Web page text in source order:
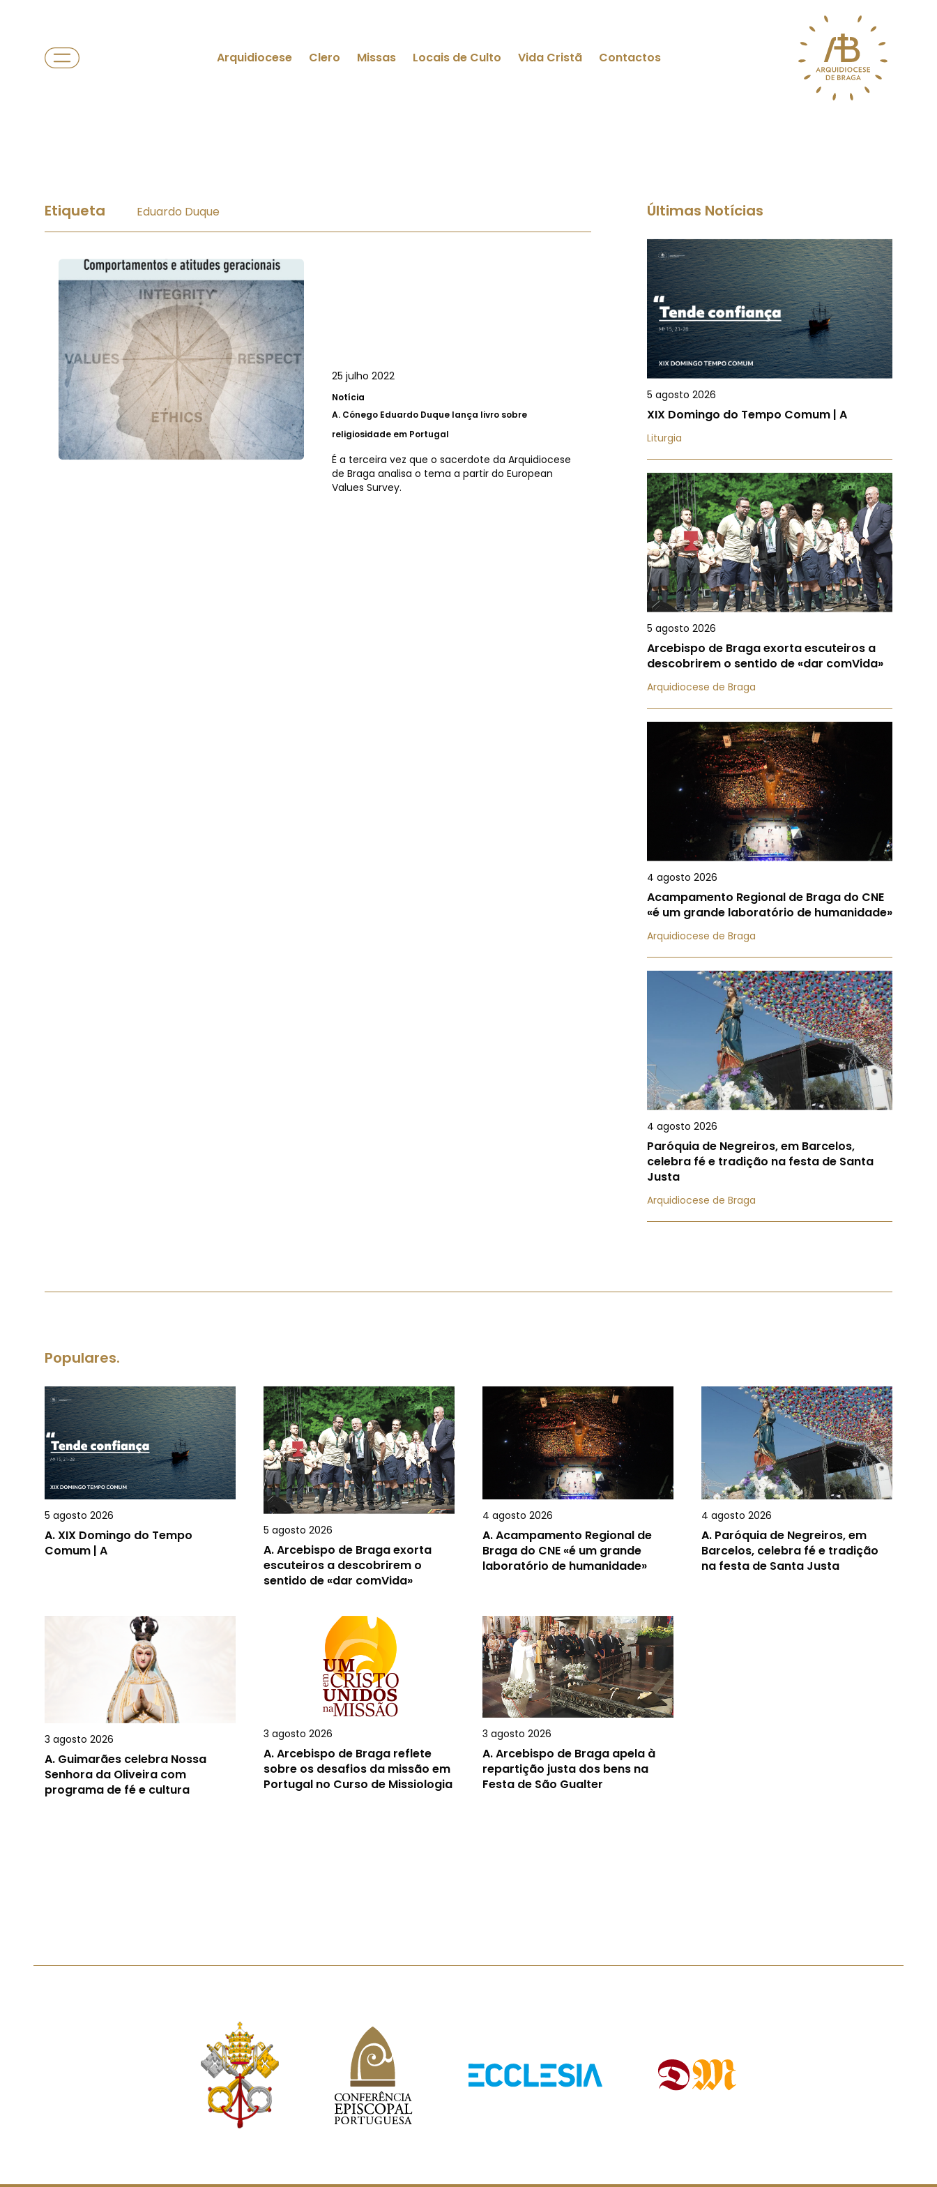
Arquidiocese Clero Missas Locais de Culto Vida Cristã Contactos
Etiqueta Eduardo Duque
25 julho 2022
Notícia
A. Cónego Eduardo Duque lança livro sobre
religiosidade em Portugal
É a terceira vez que o sacerdote da Arquidiocese
de Braga analisa o tema a partir do European
Values Survey.
Últimas Notícias
5 agosto 2026
XIX Domingo do Tempo Comum | A
Liturgia
5 agosto 2026
Arcebispo de Braga exorta escuteiros a
descobrirem o sentido de «dar comVida»
Arquidiocese de Braga
4 agosto 2026
Acampamento Regional de Braga do CNE
«é um grande laboratório de humanidade»
Arquidiocese de Braga
4 agosto 2026
Paróquia de Negreiros, em Barcelos,
celebra fé e tradição na festa de Santa
Justa
Arquidiocese de Braga
Populares.
5 agosto 2026
A.XIX Domingo do Tempo
Comum | A
5 agosto 2026
A.Arcebispo de Braga exorta
escuteiros a descobrirem o
sentido de «dar comVida»
4 agosto 2026
A.Acampamento Regional de
Braga do CNE «é um grande
laboratório de humanidade»
4 agosto 2026
A. Paróquia de Negreiros, em
Barcelos, celebra fé e tradição
na festa de Santa Justa
3 agosto 2026
A. Guimarães celebra Nossa
Senhora da Oliveira com
programa de fé e cultura
3 agosto 2026
A.Arcebispo de Braga reflete
sobre os desafios da missão em
Portugal no Curso de Missiologia
3 agosto 2026
A.Arcebispo de Braga apela à
repartição justa dos bens na
Festa de São Gualter